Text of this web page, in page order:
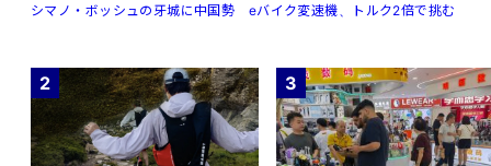
シマノ・ボッシュの牙城に中国勢 eバイク変速機、トルク2倍で挑む
2 3